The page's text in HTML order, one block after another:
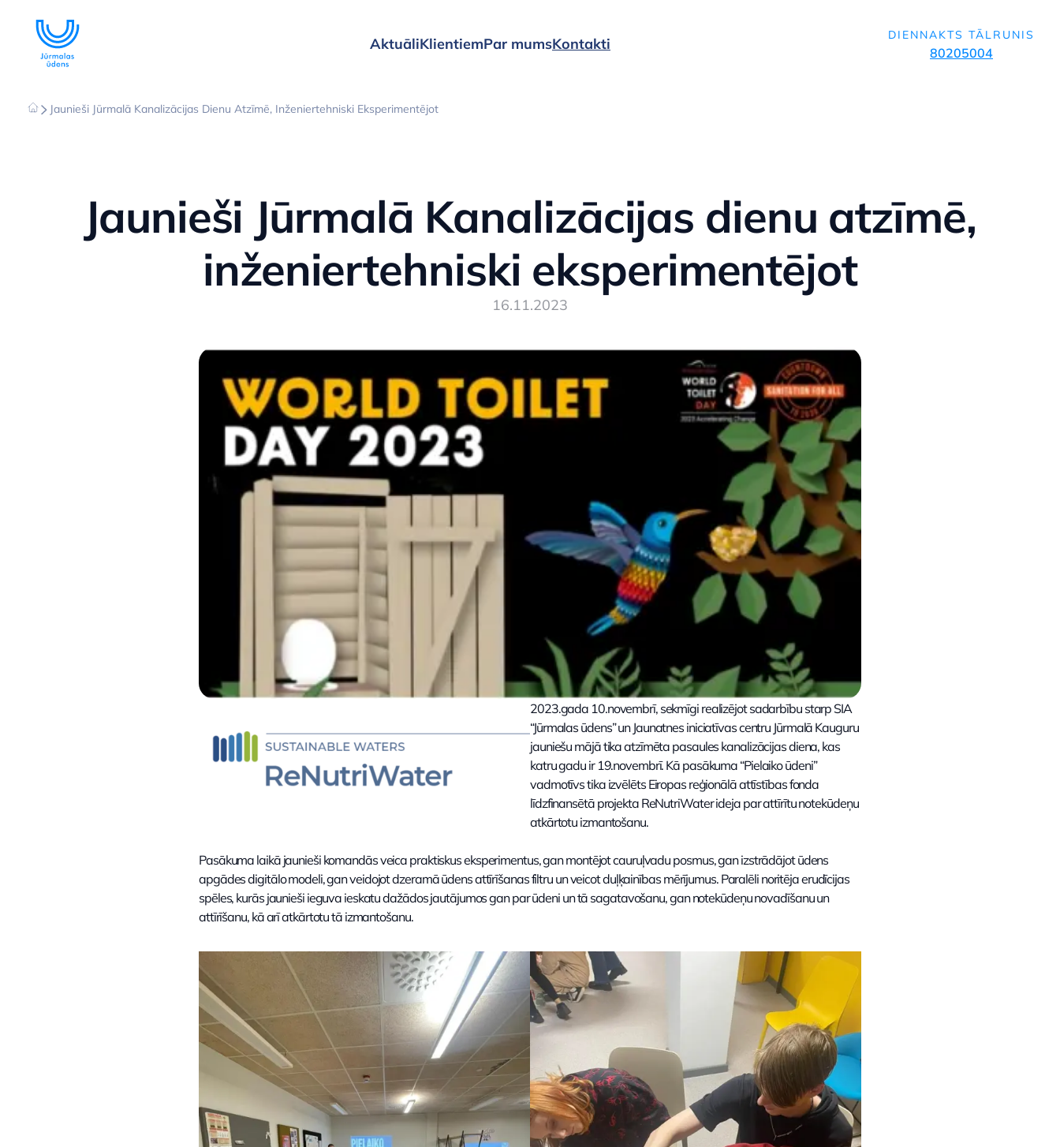
AktuāliKlientiemPar mumsKontakti DIENNAKTS TĀLRUNIS
80205004
Jaunieši Jūrmalā Kanalizācijas Dienu Atzīmē, Inženiertehniski Eksperimentējot
Jaunieši Jūrmalā Kanalizācijas dienu atzīmē,
inženiertehniski eksperimentējot
16.11.2023
2023.gada 10.novembrī, sekmīgi realizējot sadarbību starp SIA
“Jūrmalas ūdens” un Jaunatnes iniciatīvas centru Jūrmalā Kauguru
jauniešu mājā tika atzīmēta pasaules kanalizācijas diena, kas
katru gadu ir 19.novembrī. Kā pasākuma “Pielaiko ūdeni”
vadmotīvs tika izvēlēts Eiropas reģionālā attīstības fonda
līdzfinansētā projekta ReNutriWater ideja par attīrītu notekūdeņu
atkārtotu izmantošanu.
Pasākuma laikā jaunieši komandās veica praktiskus eksperimentus, gan montējot cauruļvadu posmus, gan izstrādājot ūdens
apgādes digitālo modeli, gan veidojot dzeramā ūdens attīrīšanas filtru un veicot duļķainības mērījumus. Paralēli noritēja erudīcijas
spēles, kurās jaunieši ieguva ieskatu dažādos jautājumos gan par ūdeni un tā sagatavošanu, gan notekūdeņu novadīšanu un
attīrīšanu, kā arī atkārtotu tā izmantošanu.